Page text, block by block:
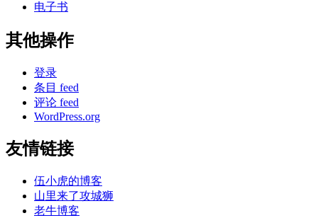
电子书
其他操作
登录
条目 feed
评论 feed
WordPress.org
友情链接
伍小虎的博客
山里来了攻城狮
老牛博客